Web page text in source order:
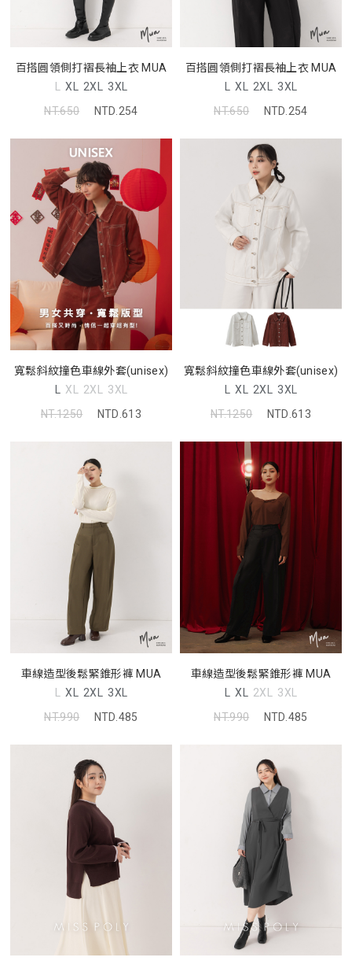
百搭圓領側打褶長袖上衣 MUA
L XL 2XL 3XL
NT.650
NTD.254
百搭圓領側打褶長袖上衣 MUA
L XL 2XL 3XL
NT.650
NTD.254
寬鬆斜紋撞色車線外套(unisex)
L XL 2XL 3XL
NT.1250
NTD.613
寬鬆斜紋撞色車線外套(unisex)
L XL 2XL 3XL
NT.1250
NTD.613
車線造型後鬆緊錐形褲 MUA
L XL 2XL 3XL
NT.990
NTD.485
車線造型後鬆緊錐形褲 MUA
L XL 2XL 3XL
NT.990
NTD.485